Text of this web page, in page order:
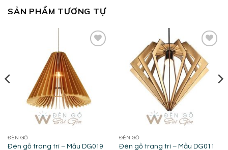
SẢN PHẨM TƯƠNG TỰ
ĐÈN GỖ
Đèn gỗ trang trí – Mẫu DG019
Add to
wishlist
ĐÈN GỖ
Đèn gỗ trang trí – Mẫu DG011